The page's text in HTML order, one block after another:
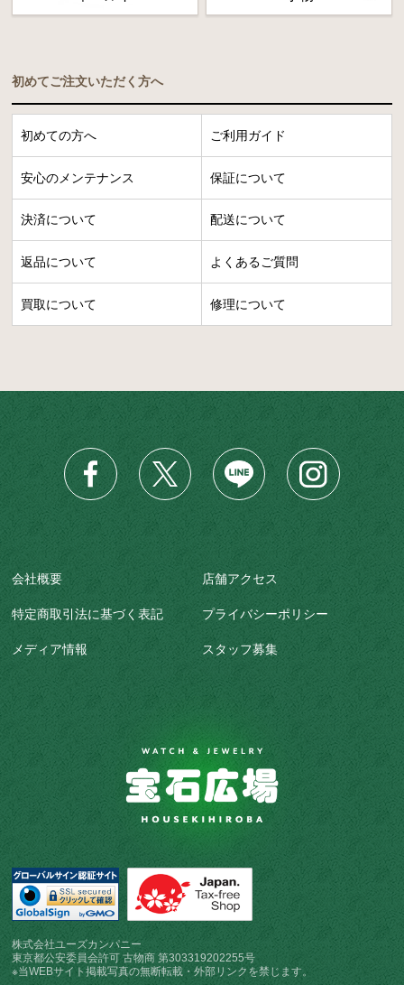
初めてご注文いただく方へ
初めての方へ ご利用ガイド
安心のメンテナンス 保証について
決済について 配送について
返品について よくあるご質問
買取について 修理について
会社概要 店舗アクセス
特定商取引法に基づく表記 プライバシーポリシー
メディア情報 スタッフ募集
株式会社ユーズカンパニー
東京都公安委員会許可 古物商 第303319202255号
※当WEBサイト掲載写真の無断転載・外部リンクを禁じます。